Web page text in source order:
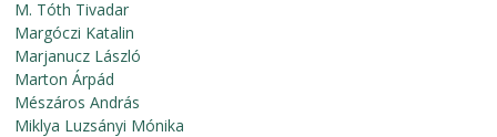
M. Tóth Tivadar
Margóczi Katalin
Marjanucz László
Marton Árpád
Mészáros András
Miklya Luzsányi Mónika